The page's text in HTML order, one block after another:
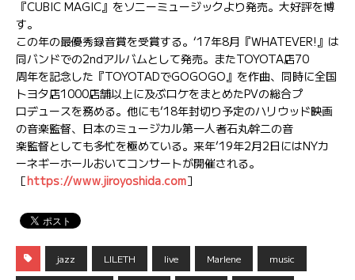
『CUBIC MAGIC』をソニーミュージックより発売。大好評を博
す。
この年の最優秀録音賞を受賞する。‘17年8月『WHATEVER!』は
同バンドでの2ndアルバムとして発売。またTOYOTA店70
周年を記念した『TOYOTADでGOGOGO』を作曲、同時に全国
トヨタ店1000店舗以上に及ぶロケをまとめたPVの総合プ
ロデュースを務める。他にも’18年封切り予定のハリウッド映画
の音楽監督、日本のミュージカル第一人者石丸幹二の音
楽監督としても多忙を極めている。来年’19年2月2日にはNYカ
ーネギーホールおいてコンサートが開催される。
［https://www.jiroyoshida.com］
jazz LILETH live Marlene music